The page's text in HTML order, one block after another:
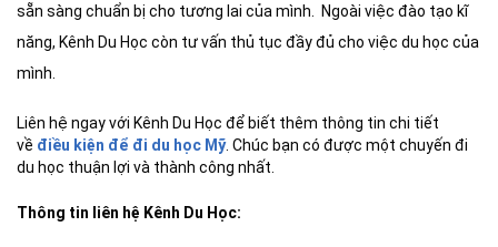
sẵn sàng chuẩn bị cho tương lai của mình. Ngoài việc đào tạo kĩ
năng, Kênh Du Học còn tư vấn thủ tục đầy đủ cho việc du học của
mình.
Liên hệ ngay với Kênh Du Học để biết thêm thông tin chi tiết
về điều kiện để đi du học Mỹ. Chúc bạn có được một chuyến đi
du học thuận lợi và thành công nhất.
Thông tin liên hệ Kênh Du Học: